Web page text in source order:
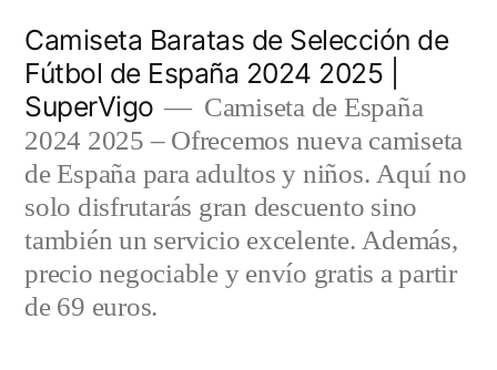
contenido
Camiseta Baratas de Selección de
Fútbol de España 2024 2025 |
SuperVigo
Camiseta de España
2024 2025 – Ofrecemos nueva camiseta
de España para adultos y niños. Aquí no
solo disfrutarás gran descuento sino
también un servicio excelente. Además,
precio negociable y envío gratis a partir
de 69 euros.